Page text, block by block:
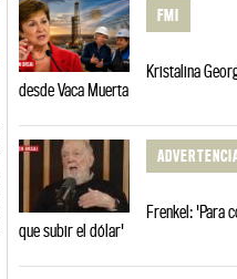
FMI
Kristalina
desde Vaca Muerta
Frenkel: 'Para
que subir el dólar'